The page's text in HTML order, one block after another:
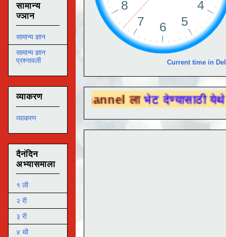
Current time in
Channel ला भेट देण्यासाठी येथे क्लिक
सामान्य
ज्ञान
सामान्य ज्ञान
सामान्य ज्ञान
प्रश्नावली
व्याकरण
व्याकरण
दैनंदिन
अभ्यासमाला
१ ली
२ री
३ री
४ थी